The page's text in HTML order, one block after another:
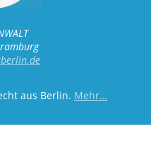
aus Berlin. Mehr…